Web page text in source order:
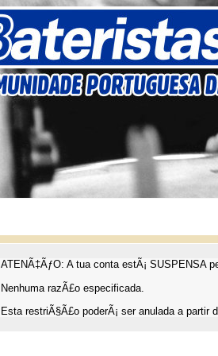
ATENÃ‡ÃƒO: A tua conta estÃ¡ SUSPENSA
Nenhuma razÃ£o especificada.
Esta restriÃ§Ã£o poderÃ¡ ser anulada a partir